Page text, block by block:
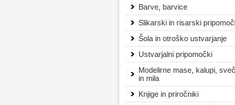
Barve, barvice
Slikarski in risarski
Šola in otroško ustvarjanje
Ustvarjalni pripomočki
Modelirne mase, kalupi,
in mila
Knjige in priročniki